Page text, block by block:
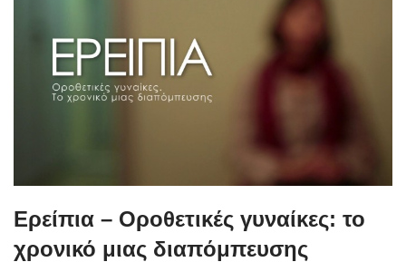
Ερείπια – Οροθετικές γυναίκες: το
χρονικό μιας διαπόμπευσης